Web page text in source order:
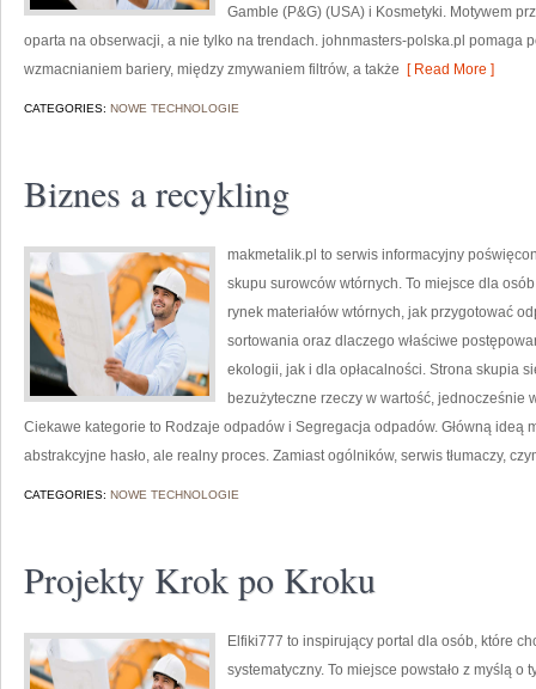
Gamble (P&G) (USA) i Kosmetyki. Motywem
oparta na obserwacji, a nie tylko na trendach. johnmasters-polska.pl pomaga
wzmacnianiem bariery, między zmywaniem filtrów, a także [ Read More ]
CATEGORIES: NOWE TECHNOLOGIE
Biznes a recykling
makmetalik.pl to serwis informacyjny
skupu surowców wtórnych. To miejsce dla
rynek materiałów wtórnych, jak przygotować
sortowania oraz dlaczego właściwe
ekologii, jak i dla opłacalności. Strona skupia
bezużyteczne rzeczy w wartość,
Ciekawe kategorie to Rodzaje odpadów i Segregacja odpadów. Główną ideą
abstrakcyjne hasło, ale realny proces. Zamiast ogólników, serwis tłumaczy,
CATEGORIES: NOWE TECHNOLOGIE
Projekty Krok po Kroku
Elfiki777 to inspirujący portal dla osób, które
systematyczny. To miejsce powstało z myślą